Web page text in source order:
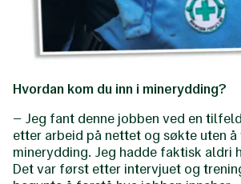
Hvordan kom du inn i minerydding?
– Jeg fant denne jobben ved en
etter arbeid på nettet og søkte uten å
minerydding. Jeg hadde faktisk aldri
Det var først etter intervjuet og